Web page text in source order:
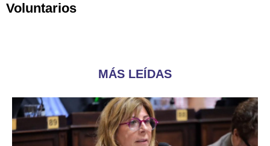
Voluntarios
MÁS LEÍDAS